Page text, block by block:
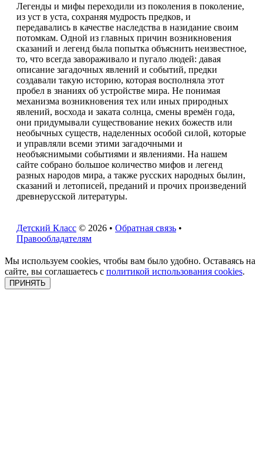
Легенды и мифы переходили из поколения в поколение,
из уст в уста, сохраняя мудрость предков, и
передавались в качестве наследства в назидание своим
потомкам. Одной из главных причин возникновения
сказаний и легенд была попытка объяснить неизвестное,
то, что всегда завораживало и пугало людей: давая
описание загадочных явлений и событий, предки
создавали такую историю, которая восполняла этот
пробел в знаниях об устройстве мира. Не понимая
механизма возникновения тех или иных природных
явлений, восхода и заката солнца, смены времён года,
они придумывали существование неких божеств или
необычных существ, наделенных особой силой, которые
и управляли всеми этими загадочными и
необъяснимыми событиями и явлениями. На нашем
сайте собрано большое количество мифов и легенд
разных народов мира, а также русских народных былин,
сказаний и летописей, преданий и прочих произведений
древнерусской литературы.
Детский Класс © 2026 • Обратная связь •
Правообладателям
Мы используем cookies, чтобы вам было удобно. Оставаясь на
сайте, вы соглашаетесь с политикой использования cookies.
ПРИНЯТЬ